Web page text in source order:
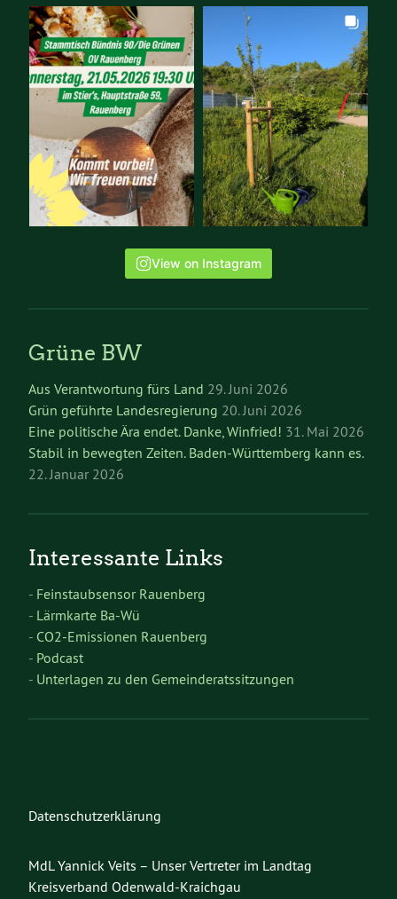
View on Instagram
Grüne BW
Aus Verantwortung fürs Land 29. Juni 2026
Grün geführte Landesregierung 20. Juni 2026
Eine politische Ära endet. Danke, Winfried! 31. Mai 2026
Stabil in bewegten Zeiten. Baden-Württemberg kann es.
22. Januar 2026
Interessante Links
- Feinstaubsensor Rauenberg
- Lärmkarte Ba-Wü
- CO2-Emissionen Rauenberg
- Podcast
- Unterlagen zu den Gemeinderatssitzungen
Datenschutzerklärung
MdL Yannick Veits – Unser Vertreter im Landtag
Kreisverband Odenwald-Kraichgau